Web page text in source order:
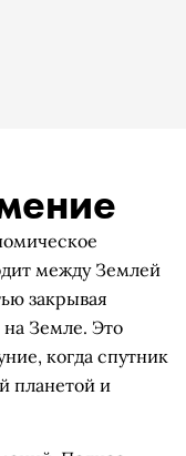
между Землей
закрывая
Земле. Это
когда спутник
планетой и